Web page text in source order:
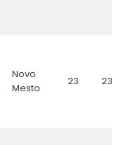
Novo
Mesto
23